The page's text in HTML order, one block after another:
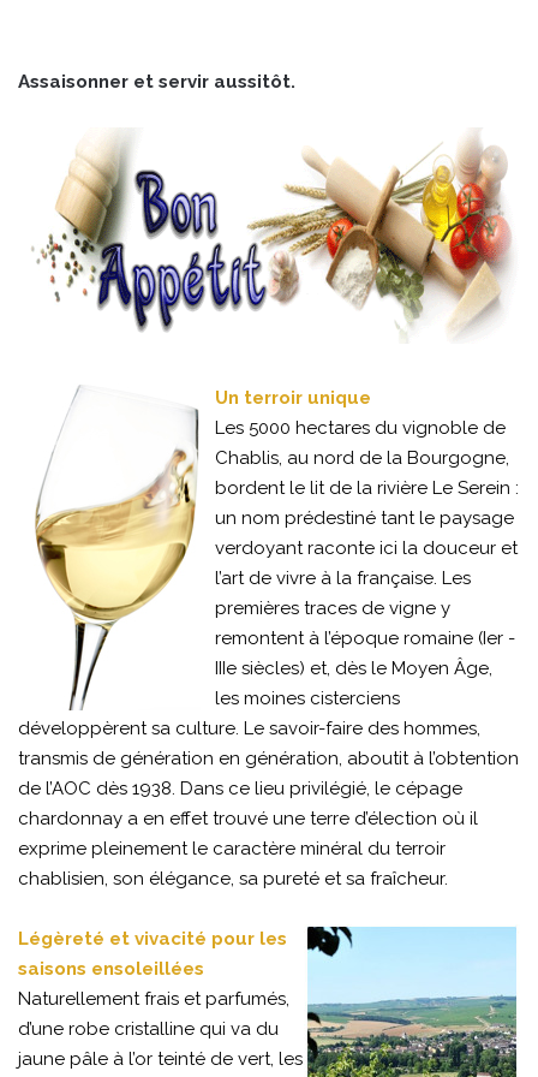
Assaisonner et servir aussitôt.
Un terroir unique
Les 5000 hectares du vignoble de
Chablis, au nord de la Bourgogne,
bordent le lit de la rivière Le Serein :
un nom prédestiné tant le paysage
verdoyant raconte ici la douceur et
l’art de vivre à la française. Les
premières traces de vigne y
remontent à l’époque romaine (Ier -
IIIe siècles) et, dès le Moyen Âge,
les moines cisterciens
développèrent sa culture. Le savoir-faire des hommes,
transmis de génération en génération, aboutit à l’obtention
de l’AOC dès 1938. Dans ce lieu privilégié, le cépage
chardonnay a en effet trouvé une terre d’élection où il
exprime pleinement le caractère minéral du terroir
chablisien, son élégance, sa pureté et sa fraîcheur.
Légèreté et vivacité pour les
saisons ensoleillées
Naturellement frais et parfumés,
d’une robe cristalline qui va du
jaune pâle à l’or teinté de vert, les